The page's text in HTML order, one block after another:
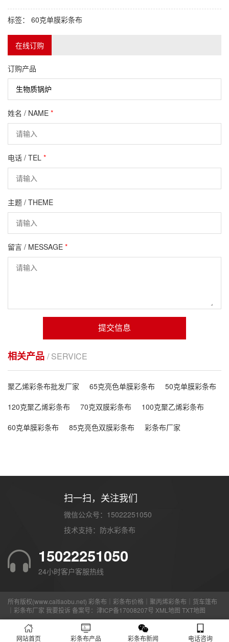
标签： 60克单膜彩条布
在线订购
订购产品
姓名 / NAME *
电话 / TEL *
主题 / THEME
留言 / MESSAGE *
提交信息
相关产品 / SERVICE
聚乙烯彩条布批发厂家 65克亮色单膜彩条布
50克单膜彩条布
120克聚乙烯彩条布
70克双膜彩条布
100克聚乙烯彩条布
60克单膜彩条布
85克亮色双膜彩条布 彩条布厂家
扫一扫，关注我们
微信公众号：15022251050
技术支持： 防水彩条布
15022251050
24小时客户客服热线
所有版权(www.caitiaobu.net) 彩条布｜彩条布价格｜聚丙烯彩条布｜货车篷布
｜彩条布厂家 我要投诉 备案号： 津ICP备17008207号 XML地图 TXT地图
网站首页 彩条布产品 彩条布新闻 电话咨询